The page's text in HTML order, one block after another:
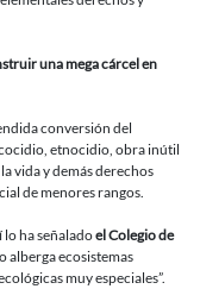
una mega cárcel en
conversión del
etnocidio, obra inútil
vida y demás derechos
de menores rangos.
lo ha señaladoel Colegio de
alberga ecosistemas
muy especiales”.